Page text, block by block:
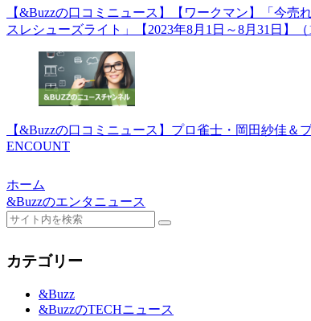
【&Buzzの口コミニュース】【ワークマン】「今
スレシューズライト」【2023年8月1日～8月31日】
【&Buzzの口コミニュース】プロ雀士・岡田紗佳
ENCOUNT
ホーム
&Buzzのエンタニュース
カテゴリー
&Buzz
&BuzzのTECHニュース